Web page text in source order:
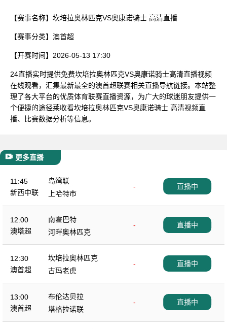
【赛事名称】 坎培拉奥林匹克VS奥康诺骑士 高清直播
【赛事分类】 澳首超
【开赛时间】 2026-05-13 17:30
24直播实时提供免费坎培拉奥林匹克VS奥康诺骑士高清直播视频
在线观看，汇集最新最全的澳首超联赛相关直播导航链接。本站整
理了各大平台的优质体育联赛直播资源，为广大的球迷朋友提供一
个便捷的途径莱收看坎培拉奥林匹克VS奥康诺骑士 高清视频直
播、比赛数据分析等信息。
更多直播
11:45
新西中联
岛湾联
-
上哈特市
直播中
12:00
澳塔超
南霍巴特
-
河畔奥林匹克
直播中
12:30
澳首超
坎培拉奥林匹克
-
古玛老虎
直播中
13:00
澳首超
布伦达贝拉
-
塔格拉诺联
直播中